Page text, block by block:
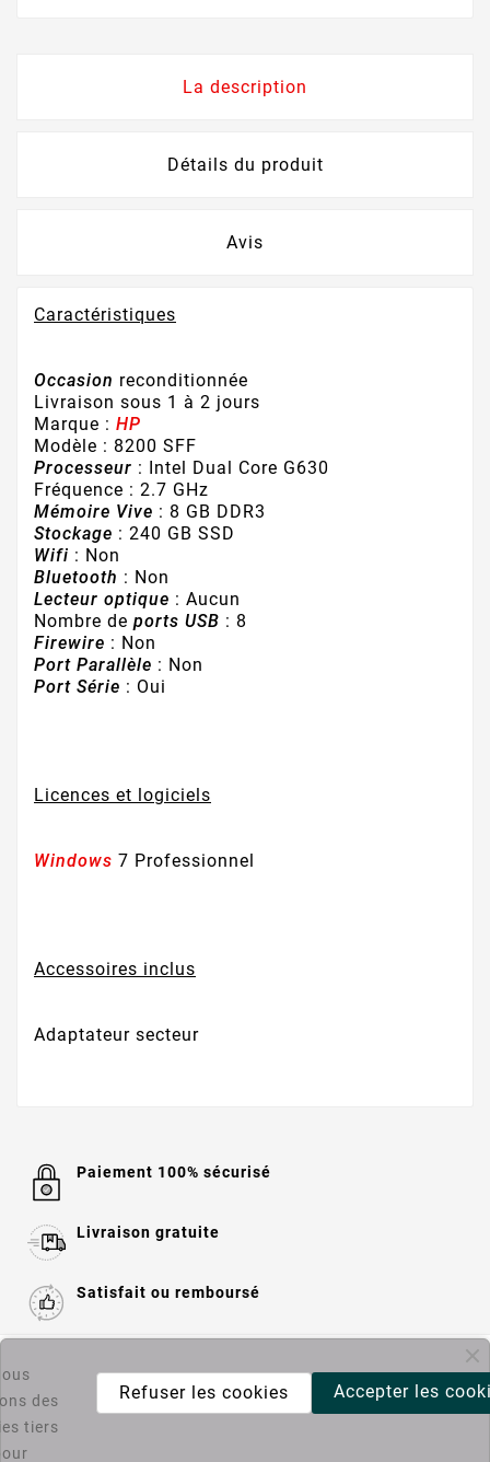
La description
Détails du produit
Avis
Caractéristiques
Occasion reconditionnée
Livraison sous 1 à 2 jours
Marque : HP
Modèle : 8200 SFF
Processeur : Intel Dual Core G630
Fréquence : 2.7 GHz
Mémoire Vive : 8 GB DDR3
Stockage : 240 GB SSD
Wifi : Non
Bluetooth : Non
Lecteur optique : Aucun
Nombre de ports USB : 8
Firewire : Non
Port Parallèle : Non
Port Série : Oui
Licences et logiciels
Windows 7 Professionnel
Accessoires inclus
Adaptateur secteur
Paiement 100% sécurisé
Livraison gratuite
Satisfait ou remboursé
Informations 
Catégories
des
tiers
Accepter les
Refuser les cookies